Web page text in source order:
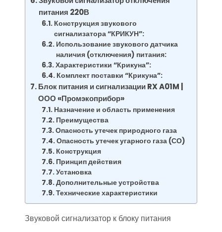
питания 220В
Конструкция звукового
сигнализатора “КРИКУН”:
Использование звукового датчика
наличия (отключения) питания:
Характеристики “Крикуна”:
Комплект поставки “Крикуна”:
Блок питания и сигнализации RX A01M |
ООО «Промэкоприбор»
Назначение и область применения
Преимущества
Опасность утечек природного газа
Опасность утечек угарного газа (СО)
Конструкция
Принцип действия
Установка
Дополнительные устройства
Технические характеристики
Звуковой сигнализатор к блоку питания